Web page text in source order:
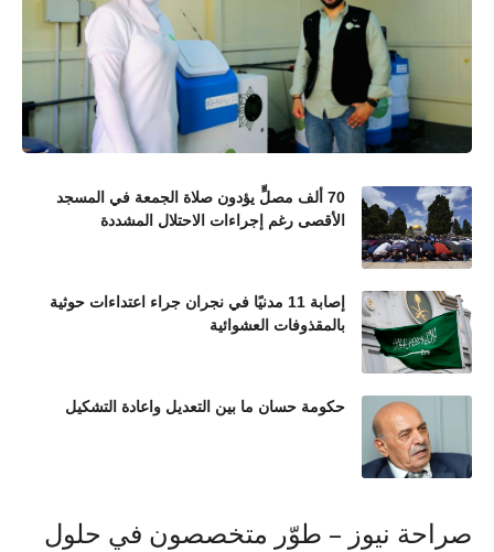
70 ألف مصلٍّ يؤدون صلاة الجمعة في المسجد
الأقصى رغم إجراءات الاحتلال المشددة
إصابة 11 مدنيًا في نجران جراء اعتداءات حوثية
بالمقذوفات العشوائية
حكومة حسان ما بين التعديل واعادة التشكيل
صراحة نيوز – طوّر متخصصون في حلول